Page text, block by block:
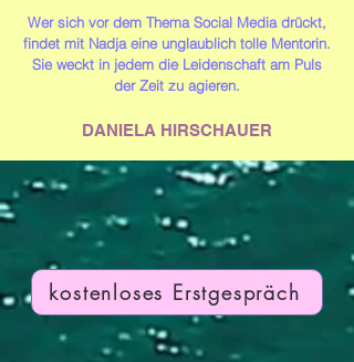
Wer sich vor dem Thema Social Media drückt,
findet mit Nadja eine unglaublich tolle Mentorin.
Sie weckt in jedem die Leidenschaft am Puls
der Zeit zu agieren.
DANIELA HIRSCHAUER
kostenloses Erstgespräch